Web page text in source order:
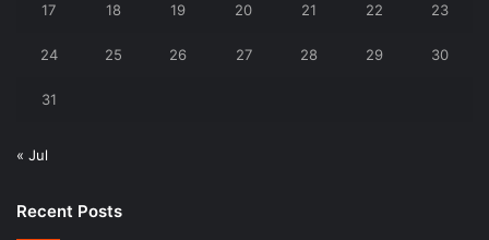
17 18 19 20 21 22 23
24 25 26 27 28 29 30
31
« Jul
Recent Posts